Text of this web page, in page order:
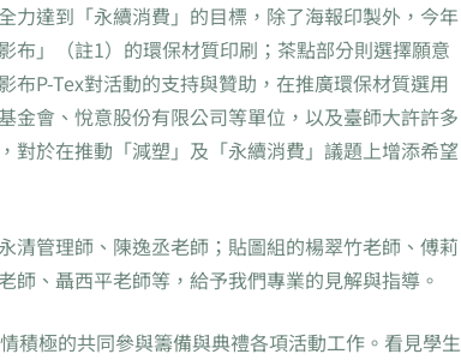
力達到「永續消費」的目標，除了海報印製外，今年
布」（註1）的環保材質印刷；茶點部分則選擇願意
P-Tex對活動的支持與贊助，在推廣環保材質選用
金會、悅意股份有限公司等單位，以及臺師大許許多
對於在推動「減塑」及「永續消費」議題上增添希望
清管理師、陳逸丞老師；貼圖組的楊翠竹老師、傅莉
、聶西平老師等，給予我們專業的見解與指導。
積極的共同參與籌備與典禮各項活動工作。看見學生